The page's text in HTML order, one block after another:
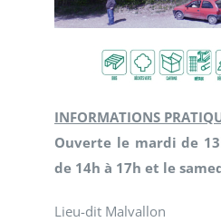
INFORMATIONS
Ouverte le mardi de
de 14h à 17h et le
Lieu-dit Malvallon